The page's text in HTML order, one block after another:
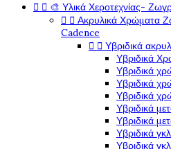
  🎨 Υλικά Χεροτεχνίας-
  Ακρυλικά Χρώματα
Cadence
  Υβριδικά
Υβριδικά
Υβριδικά
Υβριδικά
Υβριδικά
Υβριδικά
Υβριδικά
Υβριδικά
Υβριδικά